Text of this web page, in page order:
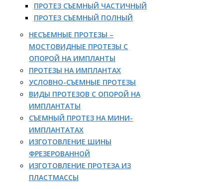
ПРОТЕЗ СЪЕМНЫЙ ЧАСТИЧНЫЙ
ПРОТЕЗ СЪЕМНЫЙ ПОЛНЫЙ
НЕСЪЕМНЫЕ ПРОТЕЗЫ –
МОСТОВИДНЫЕ ПРОТЕЗЫ С
ОПОРОЙ НА ИМПЛАНТЫ
ПРОТЕЗЫ НА ИМПЛАНТАХ
УСЛОВНО-СЪЕМНЫЕ ПРОТЕЗЫ
ВИДЫ ПРОТЕЗОВ С ОПОРОЙ НА
ИМПЛАНТАТЫ
СЪЕМНЫЙ ПРОТЕЗ НА МИНИ-
ИМПЛАНТАТАХ
ИЗГОТОВЛЕНИЕ ШИНЫ
ФРЕЗЕРОВАННОЙ
ИЗГОТОВЛЕНИЕ ПРОТЕЗА ИЗ
ПЛАСТМАССЫ